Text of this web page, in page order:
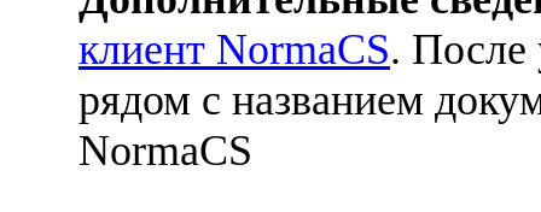
клиент NormaCS. После
рядом с названием
NormaCS